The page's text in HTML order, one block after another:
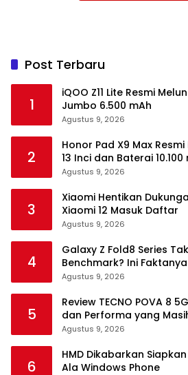
Post Terbaru
1
iQOO Z11 Lite Resmi
Jumbo 6.500 mAh
Agustus 9, 2026
2
Honor Pad X9 Max
13 Inci dan Baterai 10.100
Agustus 9, 2026
3
Xiaomi Hentikan
Xiaomi 12 Masuk Daftar
Agustus 9, 2026
4
Galaxy Z Fold8 Series
Benchmark? Ini Faktanya
Agustus 9, 2026
5
Review TECNO POVA 8
dan Performa yang
Agustus 9, 2026
6
HMD Dikabarkan
Ala Windows Phone